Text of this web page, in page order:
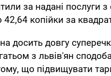
за надані послуги з
копійки за
досить довгу
з львів'ян
що підвищувати